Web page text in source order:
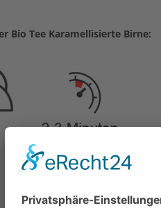
Bio Tee Karamellisierte Birne: